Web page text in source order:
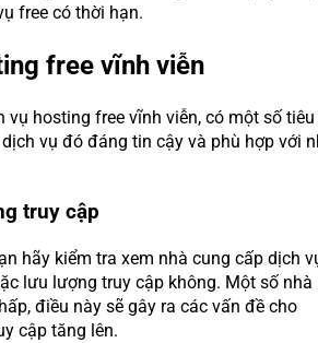
free có thời hạn.
free vĩnh viễn
hosting free vĩnh viễn, có một số
vụ đó đáng tin cậy và phù hợp với
truy cập
hãy kiểm tra xem nhà cung cấp dịch
lưu lượng truy cập không. Một số nhà
điều này sẽ gây ra các vấn đề cho
cập tăng lên.